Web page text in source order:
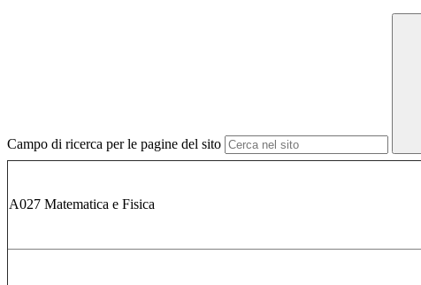
Campo di ricerca per le pagine del sito
A027 Matematica e Fisica